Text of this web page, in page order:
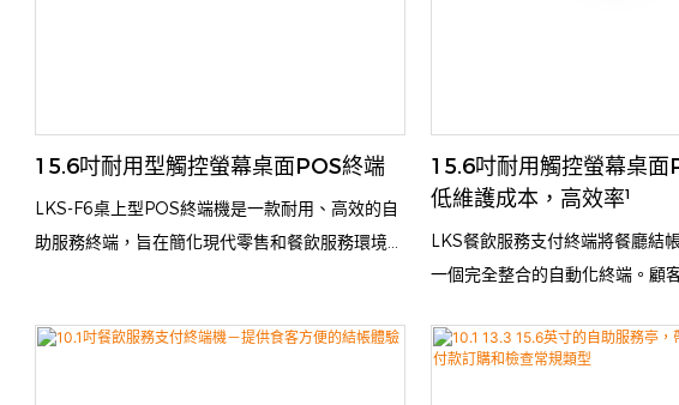
15.6吋耐用型觸控螢幕桌面POS終端
LKS-F6桌上型POS終端機是一款耐用、高效的自
助服務終端，旨在簡化現代零售和餐飲服務環境中
完成從下單到交易完成的整個流程。 LKS-F6內建
15.6吋耐用觸控螢幕桌面
低維護成本，高效率¹
LKS餐飲服務支付終端將餐廳結
一個完全整合的自動化終端。顧
方式完成支付，並即時取得訂單